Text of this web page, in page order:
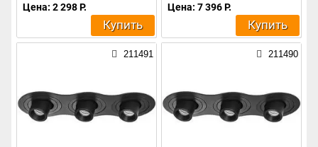
Цена: 2 298 Р.
Купить
Цена: 7 396 Р.
Купить
211491 211490